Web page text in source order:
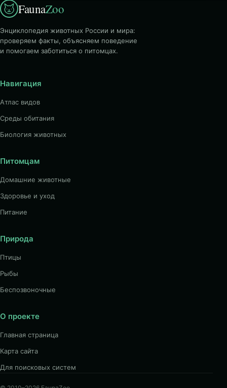
FaunaZoo
Энциклопедия животных России и мира:
проверяем факты, объясняем поведение
и помогаем заботиться о питомцах.
Навигация
Атлас видов
Среды обитания
Биология животных
Питомцам
Домашние животные
Здоровье и уход
Питание
Природа
Птицы
Рыбы
Беспозвоночные
О проекте
Главная страница
Карта сайта
Для поисковых систем